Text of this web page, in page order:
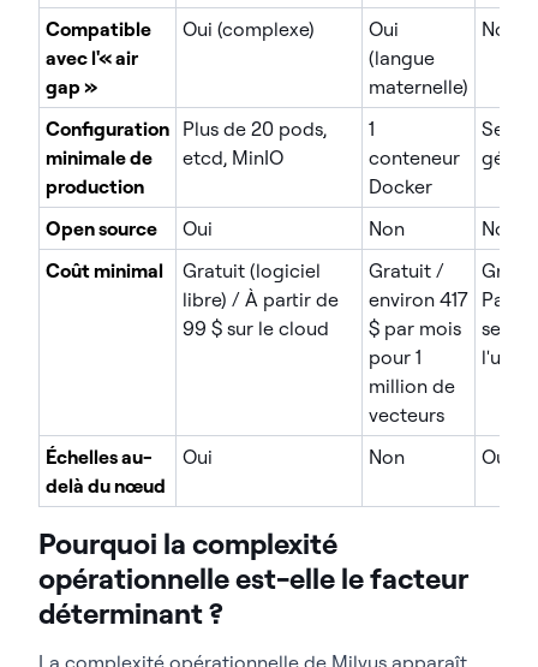
Compatible
avec l'« air
gap »
Oui (complexe)
Oui
(langue
maternelle)
Non
Configuration
minimale de
production
Plus de 20 pods,
etcd, MinIO
1
conteneur
Docker
géré
Open source Oui Non
Non
Coût minimal
Gratuit (logiciel
libre) / À partir de
99 $ sur le cloud
Gratuit /
environ 417
$ par mois
pour 1
million de
vecteurs
selon
Échelles au-
delà du nœud
Oui Non Oui
Pourquoi la complexité
opérationnelle est-elle le facteur
déterminant ?
La complexité opérationnelle de Milvus apparaît